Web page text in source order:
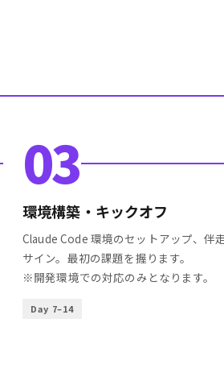
03
環境構築・キックオフ
Claude Code 環境のセットアップ、伴
サイン。最初の課題を握ります。
※開発環境での対応のみとなります。
Day 7–14